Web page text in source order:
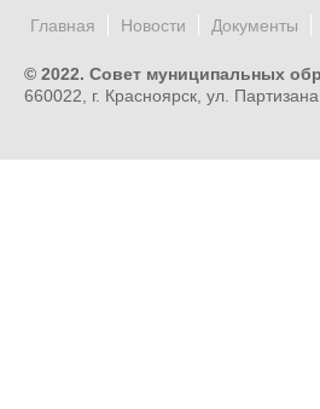
Главная Новости Документы
© 2022. Совет муниципальных
660022, г. Красноярск, ул.